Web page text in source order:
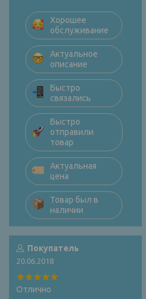
Хорошее
обслуживание
Актуальное
описание
Быстро
связались
Быстро
отправили
товар
Актуальная
цена
Товар был в
наличии
Покупатель
20.06.2018
Отлично